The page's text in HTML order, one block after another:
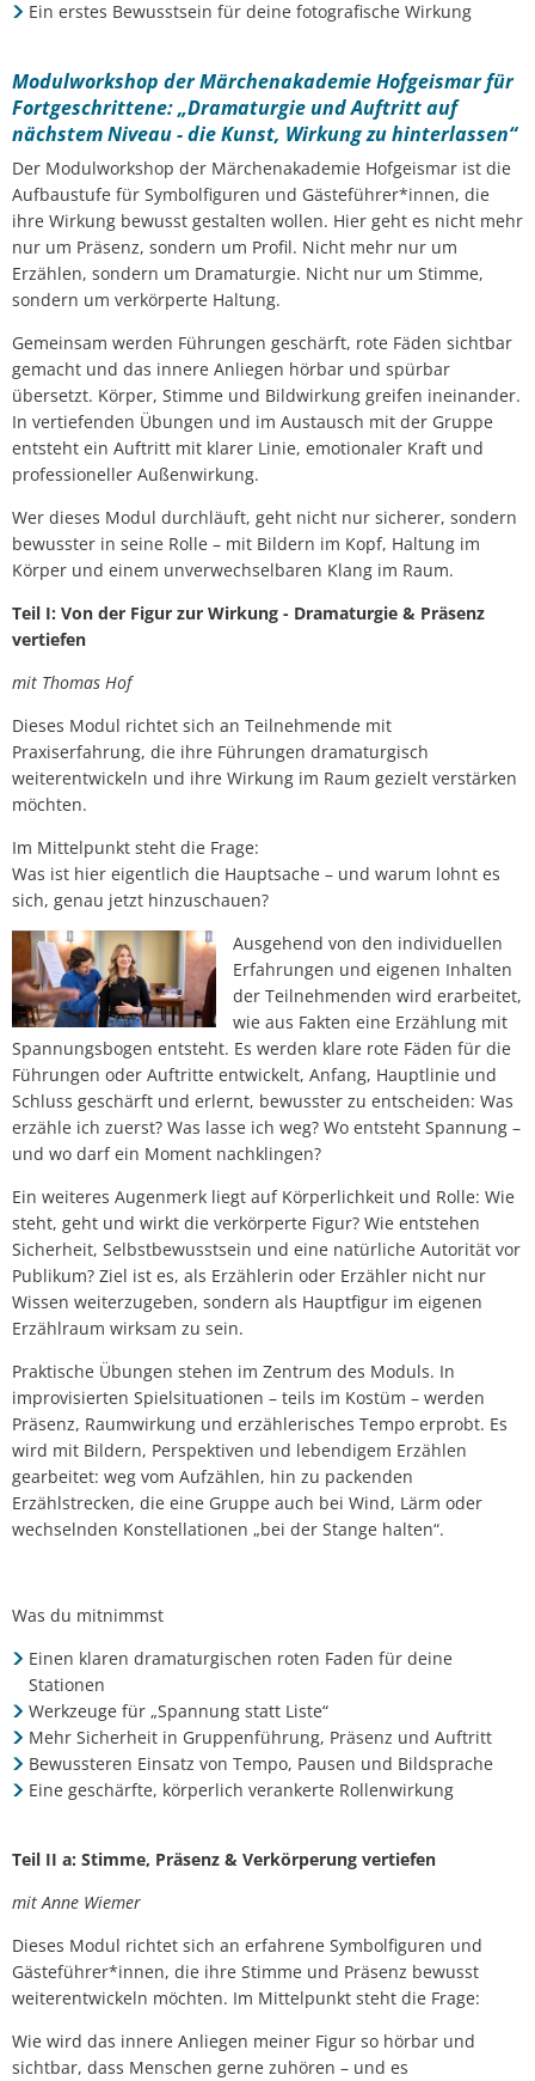
Ein erstes Bewusstsein für deine fotografische Wirkung
Modulworkshop der Märchenakademie Hofgeismar für
Fortgeschrittene: „Dramaturgie und Auftritt auf
nächstem Niveau - die Kunst, Wirkung zu hinterlassen“
Der Modulworkshop der Märchenakademie Hofgeismar ist die
Aufbaustufe für Symbolfiguren und Gästeführer*innen, die
ihre Wirkung bewusst gestalten wollen. Hier geht es nicht mehr
nur um Präsenz, sondern um Profil. Nicht mehr nur um
Erzählen, sondern um Dramaturgie. Nicht nur um Stimme,
sondern um verkörperte Haltung.
Gemeinsam werden Führungen geschärft, rote Fäden sichtbar
gemacht und das innere Anliegen hörbar und spürbar
übersetzt. Körper, Stimme und Bildwirkung greifen ineinander.
In vertiefenden Übungen und im Austausch mit der Gruppe
entsteht ein Auftritt mit klarer Linie, emotionaler Kraft und
professioneller Außenwirkung.
Wer dieses Modul durchläuft, geht nicht nur sicherer, sondern
bewusster in seine Rolle – mit Bildern im Kopf, Haltung im
Körper und einem unverwechselbaren Klang im Raum.
Teil I: Von der Figur zur Wirkung - Dramaturgie & Präsenz
vertiefen
mit Thomas Hof
Dieses Modul richtet sich an Teilnehmende mit
Praxiserfahrung, die ihre Führungen dramaturgisch
weiterentwickeln und ihre Wirkung im Raum gezielt verstärken
möchten.
Im Mittelpunkt steht die Frage:
Was ist hier eigentlich die Hauptsache – und warum lohnt es
sich, genau jetzt hinzuschauen?
Ausgehend von den individuellen
Erfahrungen und eigenen Inhalten
der Teilnehmenden wird erarbeitet,
wie aus Fakten eine Erzählung mit
Spannungsbogen entsteht. Es werden klare rote Fäden für die
Führungen oder Auftritte entwickelt, Anfang, Hauptlinie und
Schluss geschärft und erlernt, bewusster zu entscheiden: Was
erzähle ich zuerst? Was lasse ich weg? Wo entsteht Spannung –
und wo darf ein Moment nachklingen?
Ein weiteres Augenmerk liegt auf Körperlichkeit und Rolle: Wie
steht, geht und wirkt die verkörperte Figur? Wie entstehen
Sicherheit, Selbstbewusstsein und eine natürliche Autorität vor
Publikum? Ziel ist es, als Erzählerin oder Erzähler nicht nur
Wissen weiterzugeben, sondern als Hauptfigur im eigenen
Erzählraum wirksam zu sein.
Praktische Übungen stehen im Zentrum des Moduls. In
improvisierten Spielsituationen – teils im Kostüm – werden
Präsenz, Raumwirkung und erzählerisches Tempo erprobt. Es
wird mit Bildern, Perspektiven und lebendigem Erzählen
gearbeitet: weg vom Aufzählen, hin zu packenden
Erzählstrecken, die eine Gruppe auch bei Wind, Lärm oder
wechselnden Konstellationen „bei der Stange halten“.
Was du mitnimmst
Einen klaren dramaturgischen roten Faden für deine
Stationen
Werkzeuge für „Spannung statt Liste“
Mehr Sicherheit in Gruppenführung, Präsenz und Auftritt
Bewussteren Einsatz von Tempo, Pausen und Bildsprache
Eine geschärfte, körperlich verankerte Rollenwirkung
Teil II a: Stimme, Präsenz & Verkörperung vertiefen
mit Anne Wiemer
Dieses Modul richtet sich an erfahrene Symbolfiguren und
Gästeführer*innen, die ihre Stimme und Präsenz bewusst
weiterentwickeln möchten. Im Mittelpunkt steht die Frage:
Wie wird das innere Anliegen meiner Figur so hörbar und
sichtbar, dass Menschen gerne zuhören – und es